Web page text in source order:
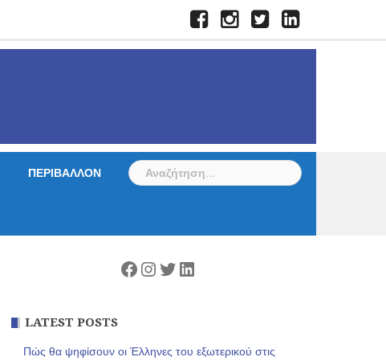
FacebookInstagramTwitterLinkedIn
ΠΕΡΙΒΑΛΛΟΝ
Αναζήτηση
για:
Facebook
Instagram
Twitter
Linkedin
LATEST POSTS
Πώς θα ψηφίσουν οι Έλληνες του εξωτερικού στις